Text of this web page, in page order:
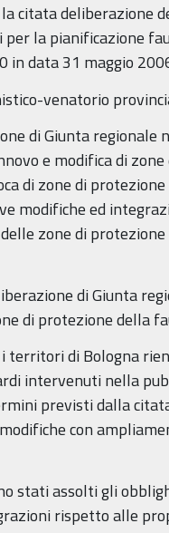
citata deliberazione
la pianificazione
in data 31 maggio
venatorio
di Giunta
e modifica di
di zone di
modifiche ed
zone di protezione
di Giunta
di protezione della
territori di Bologna
intervenuti nella
previsti dalla
con
stati assolti gli
rispetto alle